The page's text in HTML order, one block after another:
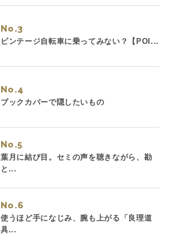
No.
ビンテージ自転車に乗ってみない？【POI...
No.
ブックカバーで隠したいもの
No.
葉月に結び目。セミの声を聴きながら、勘
と...
No.
使うほど手になじみ、腕も上がる「良理道
具...